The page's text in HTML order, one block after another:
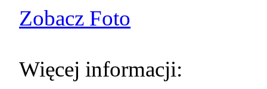
Zobacz Foto
Więcej informacji: